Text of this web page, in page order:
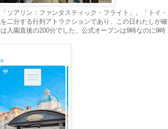
ソアリン：ファンタスティック・フライト」。「トイ・
二分する行列アトラクションであり、この日わたしが確
入園直後の200分でした。公式オープンは9時なのに9時